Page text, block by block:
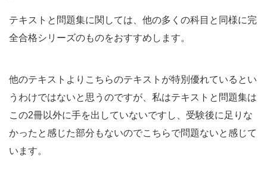
テキストと問題集に関しては、他の多くの科目と同様に完
全合格シリーズのものをおすすめします。
他のテキストよりこちらのテキストが特別優れているとい
うわけではないと思うのですが、私はテキストと問題集は
この2冊以外に手を出していないですし、受験後に足りな
かったと感じた部分もないのでこちらで問題ないと感じて
います。